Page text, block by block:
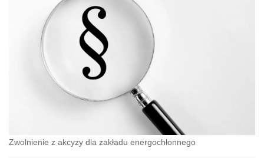
Zwolnienie z akcyzy dla zakładu energochłonnego